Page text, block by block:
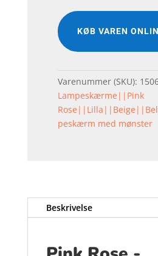
KØB VAREN
Varenummer (SKU):
Lampeskærme||Pink
peskærm med mønster
Beskrivelse